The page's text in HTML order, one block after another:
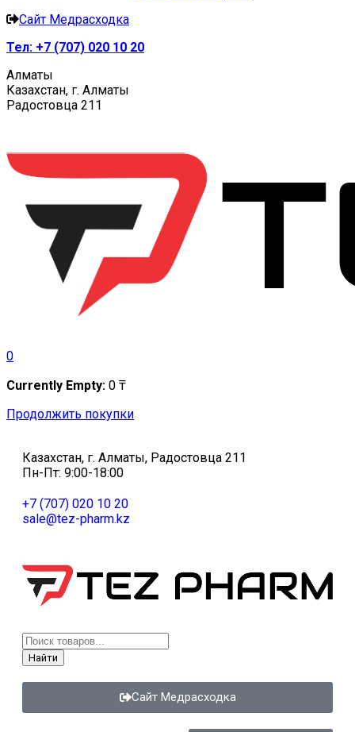
Сайт Медрасходка
Тел: +7 (707) 020 10 20
Алматы
Казахстан, г. Алматы
Радостовца 211
0
Currently Empty: 0 ₸
Продолжить покупки
Казахстан, г. Алматы, Радостовца 211
Пн-Пт: 9:00-18:00
+7 (707) 020 10 20
sale@tez-pharm.kz
Найти
Сайт Медрасходка